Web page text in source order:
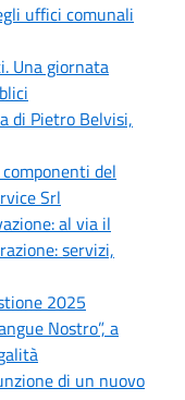
uffici comunali
Una giornata
di Pietro Belvisi,
del
Srl
al via il
servizi,
2025
Nostro”, a
di un nuovo